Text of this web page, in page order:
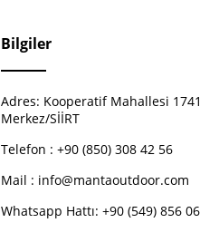
Bilgiler
Adres: Kooperatif Mahallesi
Merkez/SİİRT
Telefon : +90 (850) 308 42 56
Mail : info@mantaoutdoor.com
Whatsapp Hattı: +90 (549) 856